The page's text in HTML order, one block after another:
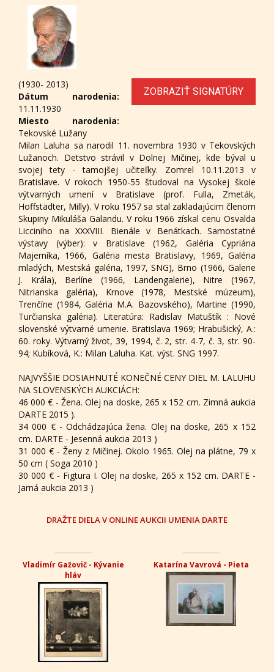
ZOBRAZIŤ SIGNATÚRY
(1930- 2013)
Dátum narodenia:
11.11.1930
Miesto narodenia:
Tekovské Lužany
Milan Laluha sa narodil 11. novembra 1930 v Tekovských
Lužanoch. Detstvo strávil v Dolnej Mičinej, kde býval u
svojej tety - tamojšej učiteľky. Zomrel 10.11.2013 v
Bratislave. V rokoch 1950-55 študoval na Vysokej škole
výtvarných umení v Bratislave (prof. Fulla, Zmeták,
Hoffstädter, Milly). V roku 1957 sa stal zakladajúcim členom
Skupiny Mikuláša Galandu. V roku 1966 získal cenu Osvalda
Licciniho na XXXVIII. Bienále v Benátkach. Samostatné
výstavy (výber): v Bratislave (1962, Galéria Cypriána
Majerníka, 1966, Galéria mesta Bratislavy, 1969, Galéria
mladých, Mestská galéria, 1997, SNG), Brno (1966, Galerie
J. Krála), Berlíne (1966, Landengalerie), Nitre (1967,
Nitrianska galéria), Krnove (1978, Mestské múzeum),
Trenčíne (1984, Galéria M.A. Bazovského), Martine (1990,
Turčianska galéria). Literatúra: Radislav Matuštík : Nové
slovenské výtvarné umenie. Bratislava 1969; Hrabušický, A.:
60. roky. Výtvarný život, 39, 1994, č. 2, str. 4-7, č. 3, str. 90-
94; Kubíková, K.: Milan Laluha. Kat. výst. SNG 1997.
NAJVYŠŠIE DOSIAHNUTÉ KONEČNÉ CENY DIEL M. LALUHU
NA SLOVENSKÝCH AUKCIÁCH:
46 000 € - Žena. Olej na doske, 265 x 152 cm. Zimná aukcia
DARTE 2015 ).
34 000 € - Odchádzajúca žena. Olej na doske, 265 x 152
cm. DARTE - Jesenná aukcia 2013 )
31 000 € - Ženy z Mičinej. Okolo 1965. Olej na plátne, 79 x
50 cm ( Soga 2010 )
30 000 € - Figtura I. Olej na doske, 265 x 152 cm. DARTE -
Jarná aukcia 2013 )
DRAŽTE DIELA V ONLINE AUKCII UMENIA DARTE
Vladimír Gažovič - Kývanie
hláv
Katarína Vavrová - Pieta